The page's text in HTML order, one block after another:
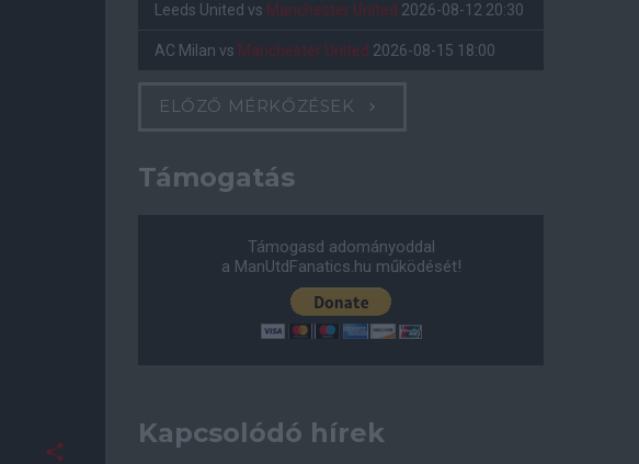
Leeds United vs Manchester United 2026-08-12 20:30
AC Milan vs Manchester United 2026-08-15 18:00
ELŐZŐ MÉRKŐZÉSEK
Támogatás
Támogasd adományoddal
a ManUtdFanatics.hu működését!
Kapcsolódó hírek